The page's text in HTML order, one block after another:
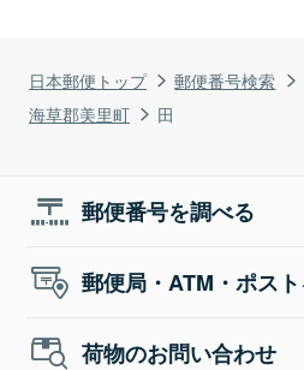
日本郵便トップ 郵便番号検索
海草郡美里町
田
郵便番号を調べる
郵便局・ATM・ポス
荷物のお問い合わせ